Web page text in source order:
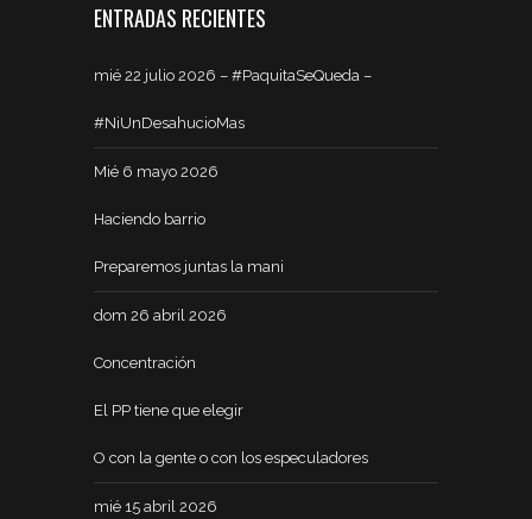
ENTRADAS RECIENTES
mié 22 julio 2026 – #PaquitaSeQueda –
#NiUnDesahucioMas
Mié 6 mayo 2026
Haciendo barrio
Preparemos juntas la mani
dom 26 abril 2026
Concentración
El PP tiene que elegir
O con la gente o con los especuladores
mié 15 abril 2026